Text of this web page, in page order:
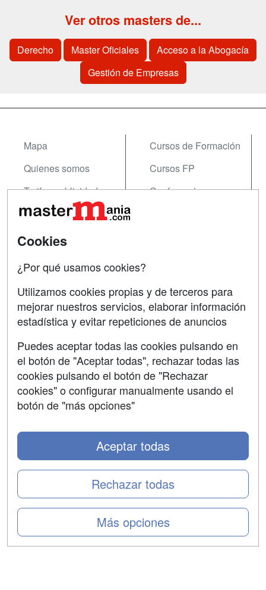
Ver otros masters de...
Derecho Master Oficiales
Acceso a la Abogacía
Gestión de Empresas
Mapa
Quienes somos
Tarifas publicidad
Acceso Usuarios
Acceso Centros
Cursos de Formación
Cursos FP
Conferencias
Contactar
Confidencialidad
Aviso legal
Copyleft
Cookies
¿Por qué usamos cookies?
Utilizamos cookies propias y de terceros para
mejorar nuestros servicios, elaborar información
estadística y evitar repeticiones de anuncios
Puedes aceptar todas las cookies pulsando en
el botón de "Aceptar todas", rechazar todas las
cookies pulsando el botón de "Rechazar
cookies" o configurar manualmente usando el
botón de "más opciones"
Más opciones
Rechazar todas
Aceptar todas